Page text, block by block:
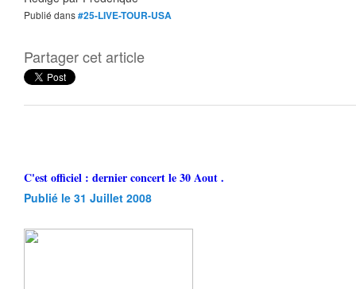
Publié dans#25-LIVE-TOUR-USA
Partager cet article
C'est officiel : dernier concert le 30 Aout .
Publié le 31 Juillet 2008